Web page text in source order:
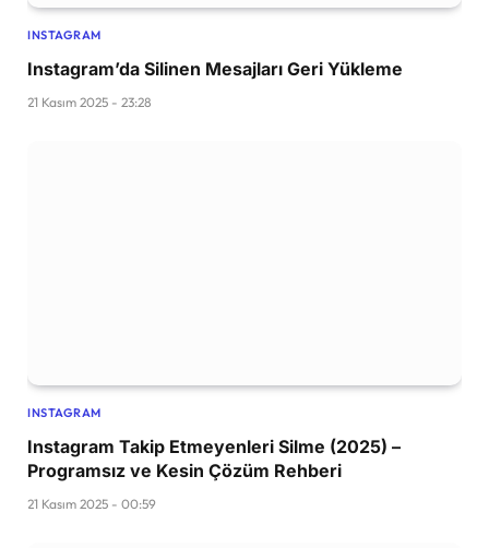
INSTAGRAM
Instagram’da Silinen Mesajları Geri Yükleme
21 Kasım 2025 - 23:28
INSTAGRAM
Instagram Takip Etmeyenleri Silme (2025) –
Programsız ve Kesin Çözüm Rehberi
21 Kasım 2025 - 00:59